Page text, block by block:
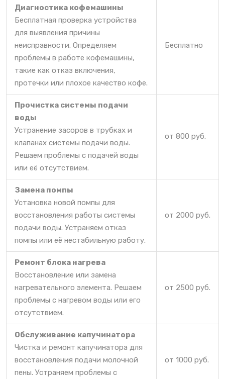
Диагностика кофемашины
Бесплатная проверка устройства
для выявления причины
неисправности. Определяем
проблемы в работе кофемашины,
такие как отказ включения,
протечки или плохое качество кофе.
Бесплатно
Прочистка системы подачи
воды
Устранение засоров в трубках и
клапанах системы подачи воды.
Решаем проблемы с подачей воды
или её отсутствием.
от 800 руб.
Замена помпы
Установка новой помпы для
восстановления работы системы
подачи воды. Устраняем отказ
помпы или её нестабильную работу.
от 2000 руб.
Ремонт блока нагрева
Восстановление или замена
нагревательного элемента. Решаем
проблемы с нагревом воды или его
отсутствием.
от 2500 руб.
Обслуживание капучинатора
Чистка и ремонт капучинатора для
восстановления подачи молочной
пены. Устраняем проблемы с
от 1000 руб.